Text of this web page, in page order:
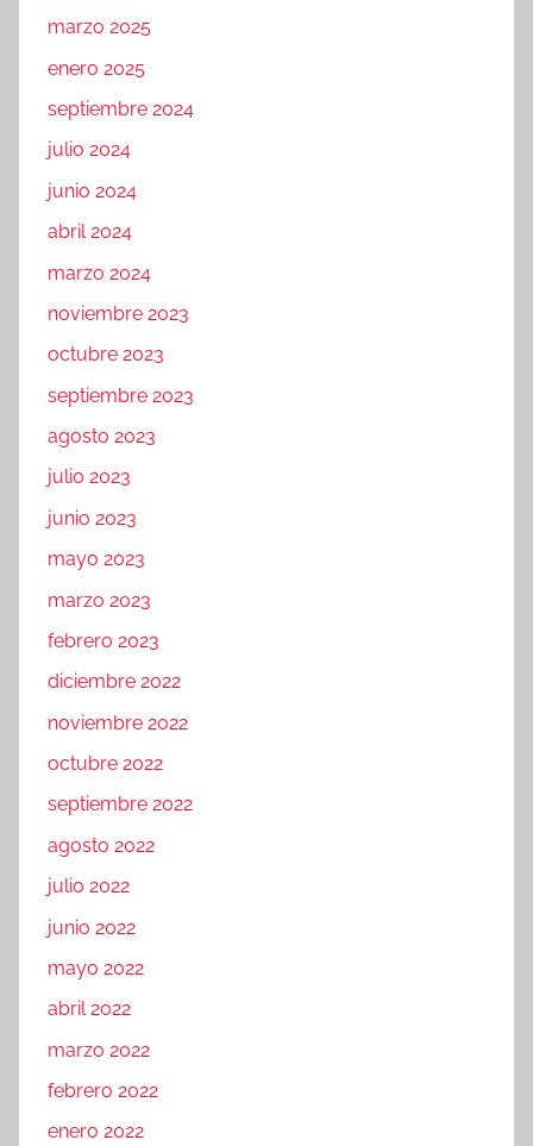
marzo 2025
enero 2025
septiembre 2024
julio 2024
junio 2024
abril 2024
marzo 2024
noviembre 2023
octubre 2023
septiembre 2023
agosto 2023
julio 2023
junio 2023
mayo 2023
marzo 2023
febrero 2023
diciembre 2022
noviembre 2022
octubre 2022
septiembre 2022
agosto 2022
julio 2022
junio 2022
mayo 2022
abril 2022
marzo 2022
febrero 2022
enero 2022